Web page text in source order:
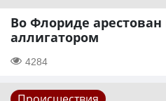
Во Флориде
аллигатором
4284